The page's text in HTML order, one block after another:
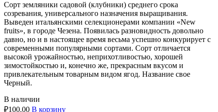
Сорт земляники садовой (клубники) среднего срока
созревания, универсального назначения выращивания.
Выведен итальянскими селекционерами компании «New
fruits», в городе Чезена. Появилась разновидность довольно
давно, но и в настоящее время весьма успешно конкурирует с
современными популярными сортами. Сорт отличается
высокой урожайностью, неприхотливостью, хорошей
зимостойкостью и, конечно же, прекрасным вкусом и
привлекательным товарным видом ягод. Название свое
Черный.
В наличии
₽100.00 В корзину